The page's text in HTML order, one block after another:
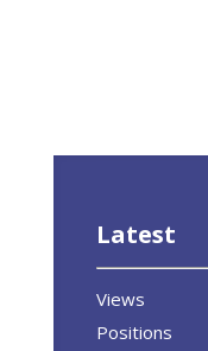
Latest
Views
Positions